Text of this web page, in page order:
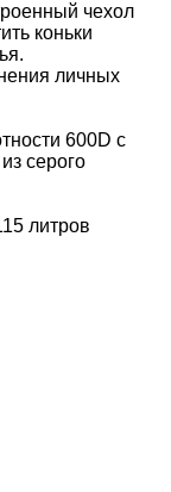
чехол
коньки
личных
600D c
серого
литров